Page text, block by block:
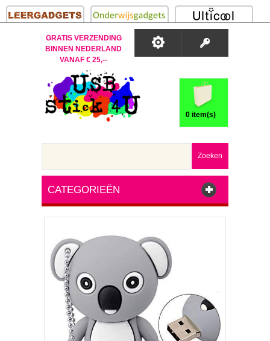
GRATIS VERZENDING
BINNEN NEDERLAND
VANAF € 25,--
0 item(s)
Zoeken
CATEGORIEËN